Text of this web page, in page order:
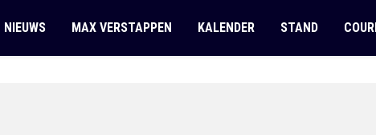
NIEUWS MAX VERSTAPPEN KALENDER STAND